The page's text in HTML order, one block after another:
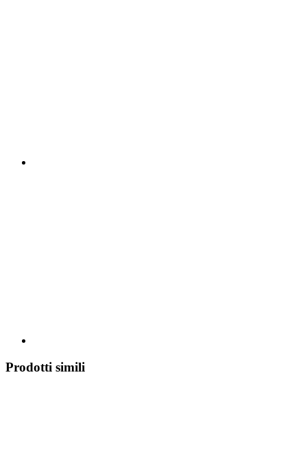
Prodotti simili